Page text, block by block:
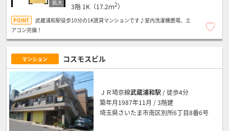
3階 1K（17.2ｍ2）
武蔵浦和駅徒歩10分の1K賃貸マンションです♪室内洗濯機置場、エ
アコン完備！
マンション コスモスビル
ＪＲ埼京線武蔵浦和駅 / 徒歩4分
築年月1987年11月 / 3階建
埼玉県さいたま市南区別所6丁目8番6号